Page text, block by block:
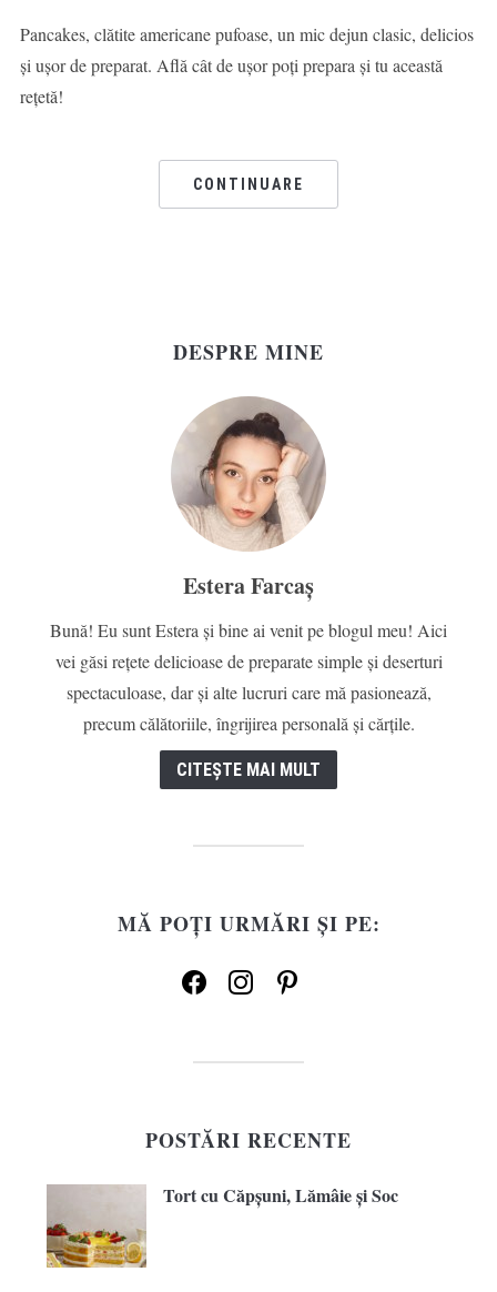
Pancakes, clătite americane pufoase, un mic dejun clasic, delicios
și ușor de preparat. Află cât de ușor poți prepara și tu această
rețetă!
CONTINUARE
DESPRE MINE
Estera Farcaș
Bună! Eu sunt Estera și bine ai venit pe blogul meu! Aici
vei găsi rețete delicioase de preparate simple și deserturi
spectaculoase, dar și alte lucruri care mă pasionează,
precum călătoriile, îngrijirea personală și cărțile.
CITEȘTE MAI MULT
MĂ POȚI URMĂRI ȘI PE:
facebookinstagrampinterest
POSTĂRI RECENTE
Tort cu Căpșuni, Lămâie și Soc